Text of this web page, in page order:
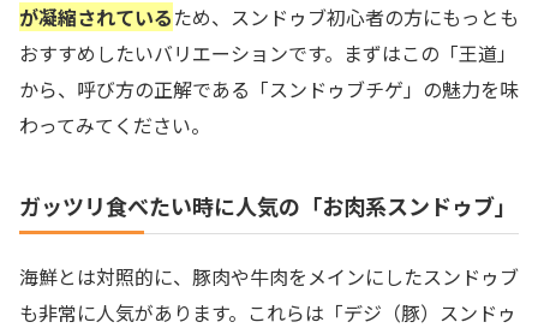
が凝縮されているため、スンドゥブ初心者の方にもっとも
おすすめしたいバリエーションです。まずはこの「王道」
から、呼び方の正解である「スンドゥブチゲ」の魅力を味
わってみてください。
ガッツリ食べたい時に人気の「お肉系スンドゥブ」
海鮮とは対照的に、豚肉や牛肉をメインにしたスンドゥブ
も非常に人気があります。これらは「デジ（豚）スンドゥ